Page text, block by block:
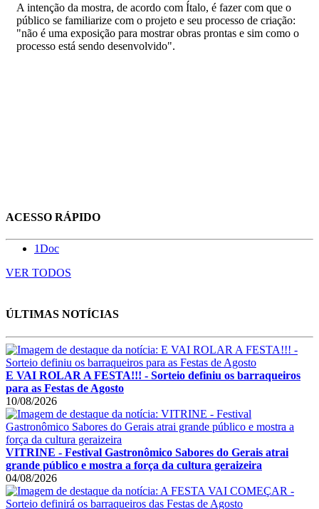
A intenção da mostra, de acordo com Ítalo, é fazer com que o
público se familiarize com o projeto e seu processo de criação:
"não é uma exposição para mostrar obras prontas e sim como o
processo está sendo desenvolvido".
ACESSO RÁPIDO
1Doc
VER TODOS
ÚLTIMAS NOTÍCIAS
E VAI ROLAR A FESTA!!! - Sorteio definiu os barraqueiros
para as Festas de Agosto
10/08/2026
VITRINE - Festival Gastronômico Sabores do Gerais atrai
grande público e mostra a força da cultura geraizeira
04/08/2026